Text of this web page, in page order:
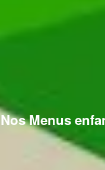
Nos Menus